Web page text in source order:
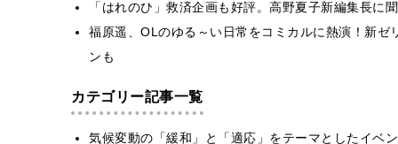
「はれのひ」救済企画も好評。高野夏子新編集長に
福原遥、OLのゆる～い日常をコミカルに熱演！新
ンも
カテゴリー記事一覧
気候変動の「緩和」と「適応」をテーマとしたイベ